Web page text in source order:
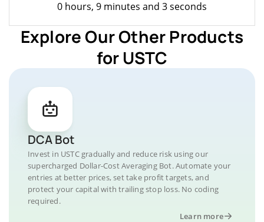
0 hours, 9 minutes and 3 seconds
Explore Our Other Products
for USTC
DCA Bot
Invest in USTC gradually and reduce risk using our
supercharged Dollar-Cost Averaging Bot. Automate your
entries at better prices, set take profit targets, and
protect your capital with trailing stop loss. No coding
required.
Learn more